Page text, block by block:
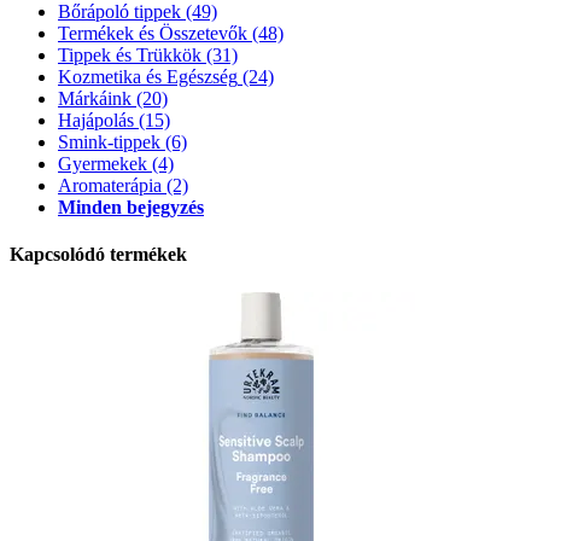
Bőrápoló tippek (49)
Termékek és Összetevők (48)
Tippek és Trükkök (31)
Kozmetika és Egészség (24)
Márkáink (20)
Hajápolás (15)
Smink-tippek (6)
Gyermekek (4)
Aromaterápia (2)
Minden bejegyzés
Kapcsolódó termékek